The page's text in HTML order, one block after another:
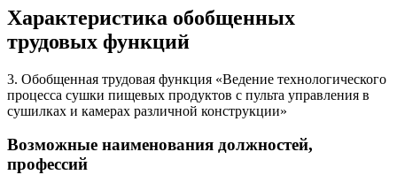
Характеристика обобщенных
трудовых функций
3. Обобщенная трудовая функция «Ведение технологического
процесса сушки пищевых продуктов с пульта управления в
сушилках и камерах различной конструкции»
Возможные наименования должностей,
профессий